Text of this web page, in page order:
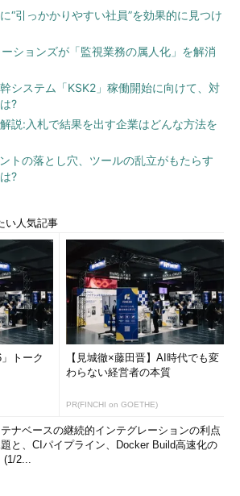
し気持ちが高ぶっていて、うまく相手に説
ーには自分が乱れている様子が、手に取る
たそうです、「ああ、私、何か間違ったの
“引っかかりやすい社員”を効果的に見つけ
ションズが「監視業務の属人化」を解消
システム「KSK2」稼働開始に向けて、対
?
解説:入札で結果を出す企業はどんな方法を
トの落とし穴、ツールの乱立がもたらす
?
い人気記事
トーク
【見城徹×藤田晋】AI時代でも変
わらない経営者の本質
PR(FINCHI on GOETHE)
テナベースの継続的インテグレーションの利点
題と、CIパイプライン、Docker Build高速化の
(1/2...